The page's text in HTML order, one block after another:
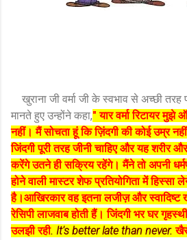
खुराना जी वर्मा जी के स्वभाव से अच्छी तरह
मानते हुए उन्होंने कहा," यार वर्मा रिटायर
नहीं। मैं सोचता हूं कि ज़िंदगी की कोई उम्र
जिंदगी पूरी तरह जीनी चाहिए और यह शरीर
करेंगे उतने ही सक्रिय रहेंगे। मैंने तो अपनी
होने वाली मास्टर शेफ प्रतियोगिता में हिस्सा
है।आखिरकार वह इतना लजीज़ और स्वादिष्ट
रेसिपी लाजवाब होती हैं। जिंदगी भर घर
उलझी रही. It's better late than never.